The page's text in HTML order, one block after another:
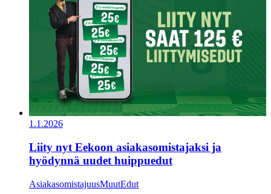
1.1.2026
Liity nyt Eekoon asiakasomistajaksi ja
hyödynnä uudet huippuedut
AsiakasomistajuusMuutEdut